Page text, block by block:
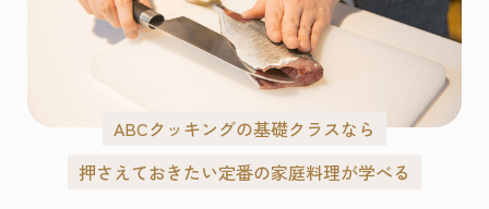
ABCクッキングの基礎クラスなら
押さえておきたい定番の家庭料理が学べる